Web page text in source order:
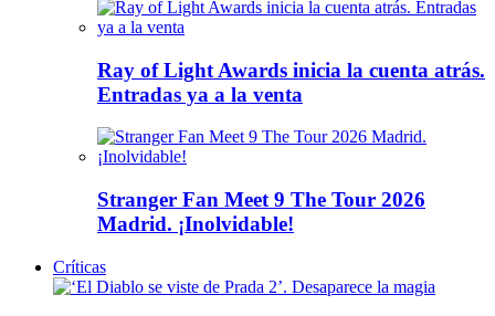
Ray of Light Awards inicia la cuenta atrás.
Entradas ya a la venta
Stranger Fan Meet 9 The Tour 2026
Madrid. ¡Inolvidable!
Críticas